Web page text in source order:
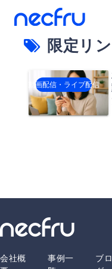
限定リ
動画配信・ライブ配信
会社概
事例一
ブロ